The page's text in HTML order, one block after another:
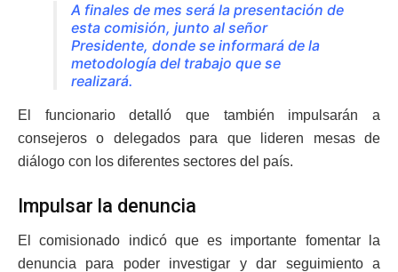
A finales de mes será la presentación de
esta comisión, junto al señor
Presidente, donde se informará de la
metodología del trabajo que se
realizará.
El funcionario detalló que también impulsarán a
consejeros o delegados para que lideren mesas de
diálogo con los diferentes sectores del país.
Impulsar la denuncia
El comisionado indicó que es importante fomentar la
denuncia para poder investigar y dar seguimiento a